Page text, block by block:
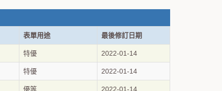
表單用途 最後修訂日期
特優 2022-01-14
特優 2022-01-14
優等 2022-01-14